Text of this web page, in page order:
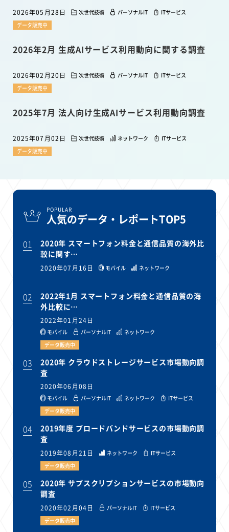
2026年05月28日 次世代技術 パーソナルIT
ITサービス
データ販売中
2026年2月 生成AIサービス利用動向に関する調査
2026年02月20日 次世代技術 パーソナルIT
ITサービス
データ販売中
2025年7月 法人向け生成AIサービス利用動向調査
2025年07月02日 次世代技術 ネットワーク
ITサービス
データ販売中
POPULAR
人気のデータ・レポートTOP5
01
2020年 スマートフォン料金と通信品質の海外比
較に関す…
2020年07月16日 モバイル ネットワーク
02
2022年1月 スマートフォン料金と通信品質の海
外比較に…
2022年01月24日
モバイル パーソナルIT
ネットワーク
データ販売中
03
2020年 クラウドストレージサービス市場動向調
査
2020年06月08日
モバイル パーソナルIT ネットワーク
ITサービス
データ販売中
04
2019年度 ブロードバンドサービスの市場動向調
査
2019年08月21日 ネットワーク
ITサービス
データ販売中
05
2020年 サブスクリプションサービスの市場動向
調査
2020年02月04日 パーソナルIT
ITサービス
データ販売中